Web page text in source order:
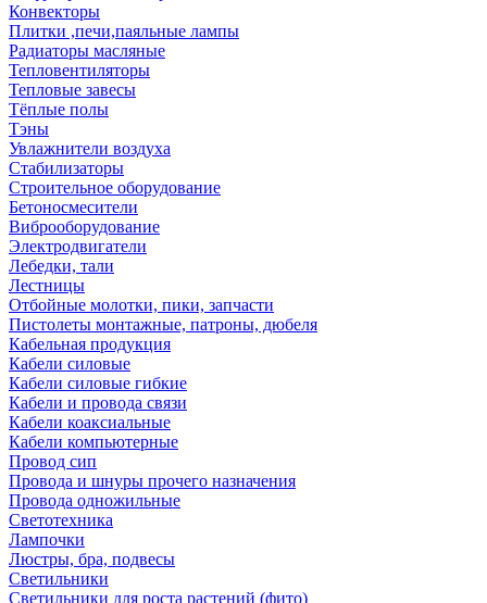
Конвекторы
Плитки ,печи,паяльные лампы
Радиаторы масляные
Тепловентиляторы
Тепловые завесы
Тёплые полы
Тэны
Увлажнители воздуха
Стабилизаторы
Строительное оборудование
Бетоносмесители
Виброоборудование
Электродвигатели
Лебедки, тали
Лестницы
Отбойные молотки, пики, запчасти
Пистолеты монтажные, патроны, дюбеля
Кабельная продукция
Кабели силовые
Кабели силовые гибкие
Кабели и провода связи
Кабели коаксиальные
Кабели компьютерные
Провод сип
Провода и шнуры прочего назначения
Провода одножильные
Светотехника
Лампочки
Люстры, бра, подвесы
Светильники
Светильники для роста растений (фито)